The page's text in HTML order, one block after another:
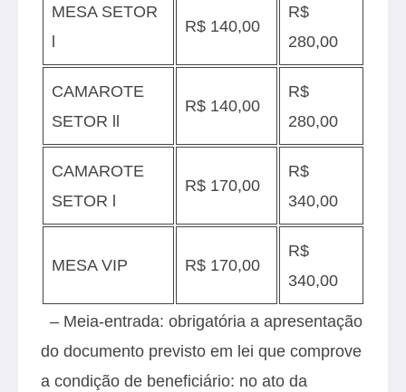
MESA SETOR
l
R$ 140,00
R$
280,00
CAMAROTE
SETOR ll
R$ 140,00
R$
280,00
CAMAROTE
SETOR l
R$ 170,00
R$
340,00
MESA VIP R$ 170,00
R$
340,00
– Meia-entrada: obrigatória a apresentação
do documento previsto em lei que comprove
a condição de beneficiário: no ato da